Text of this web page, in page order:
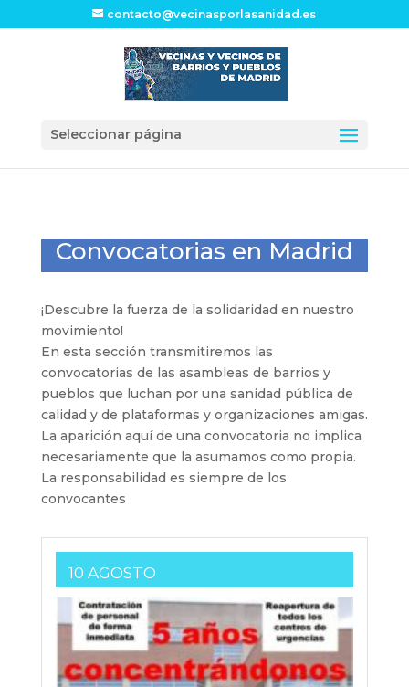
contacto@vecinasporlasanidad.es
Seleccionar página
Convocatorias en Madrid
¡Descubre la fuerza de la solidaridad en nuestro
movimiento!
En esta sección transmitiremos las
convocatorias de las asambleas de barrios y
pueblos que luchan por una sanidad pública de
calidad y de plataformas y organizaciones amigas.
La aparición aquí de una convocatoria no implica
necesariamente que la asumamos como propia.
La responsabilidad es siempre de los
convocantes
10 AGOSTO